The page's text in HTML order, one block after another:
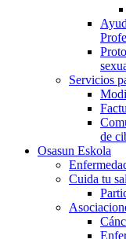
Servicios
de
Osasun Eskola
Cuida tu